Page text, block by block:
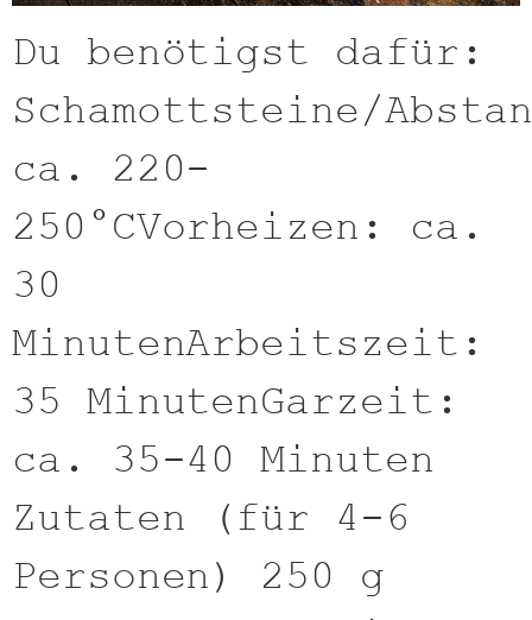
Du benötigst dafür:
Schamottsteine/
ca. 220-
250°CVorheizen: ca.
30
MinutenArbeitszeit:
35 MinutenGarzeit:
ca. 35-40 Minuten
Zutaten (für 4-6
Personen) 250 g